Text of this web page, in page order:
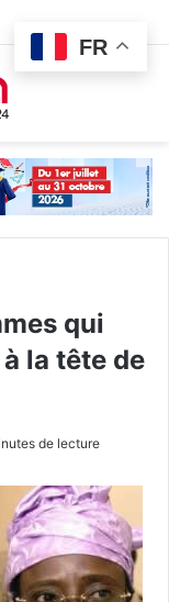
qui
la tête de
de lecture
FR